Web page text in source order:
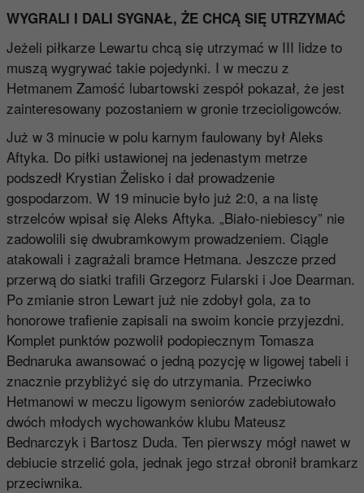
WYGRALI I DALI SYGNAŁ, ŻE CHCĄ SIĘ UTRZYMAĆ
Jeżeli piłkarze Lewartu chcą się utrzymać w III lidze to
muszą wygrywać takie pojedynki. I w meczu z
Hetmanem Zamość lubartowski zespół pokazał, że jest
zainteresowany pozostaniem w gronie trzecioligowców.
Już w 3 minucie w polu karnym faulowany był Aleks
Aftyka. Do piłki ustawionej na jedenastym metrze
podszedł Krystian Żelisko i dał prowadzenie
gospodarzom. W 19 minucie było już 2:0, a na listę
strzelców wpisał się Aleks Aftyka. „Biało-niebiescy” nie
zadowolili się dwubramkowym prowadzeniem. Ciągle
atakowali i zagrażali bramce Hetmana. Jeszcze przed
przerwą do siatki trafili Grzegorz Fularski i Joe Dearman.
Po zmianie stron Lewart już nie zdobył gola, za to
honorowe trafienie zapisali na swoim koncie przyjezdni.
Komplet punktów pozwolił podopiecznym Tomasza
Bednaruka awansować o jedną pozycję w ligowej tabeli i
znacznie przybliżyć się do utrzymania. Przeciwko
Hetmanowi w meczu ligowym seniorów zadebiutowało
dwóch młodych wychowanków klubu Mateusz
Bednarczyk i Bartosz Duda. Ten pierwszy mógł nawet w
debiucie strzelić gola, jednak jego strzał obronił bramkarz
przeciwnika.